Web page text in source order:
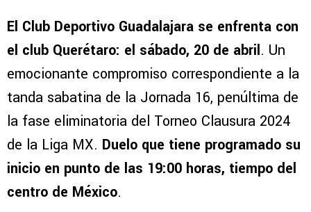
El Club Deportivo Guadalajara se enfrenta con
el club Querétaro: el sábado, 20 de abril. Un
emocionante compromiso correspondiente a la
tanda sabatina de la Jornada 16, penúltima de
la fase eliminatoria del Torneo Clausura 2024
de la Liga MX. Duelo que tiene programado su
inicio en punto de las 19:00 horas, tiempo del
centro de México.